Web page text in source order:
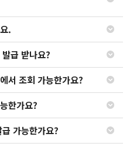
.
급 받나요?
서 조회 가능한가요?
한가요?
가능한가요?